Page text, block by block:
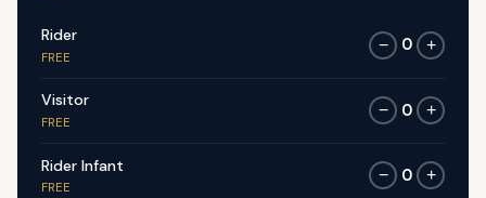
Rider
FREE
− 0 +
Visitor
FREE
− 0 +
Rider Infant
FREE
− 0 +